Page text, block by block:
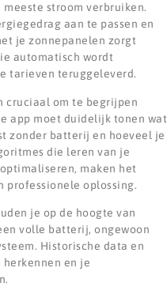
stroom verbruiken.
aan te passen en
je zonnepanelen zorgt
automatisch wordt
tarieven teruggeleverd.
cruciaal om te begrijpen
app moet duidelijk tonen wat
zonder batterij en hoeveel je
die leren van je
maken het
professionele oplossing.
je op de hoogte van
volle batterij, ongewoon
Historische data en
en je